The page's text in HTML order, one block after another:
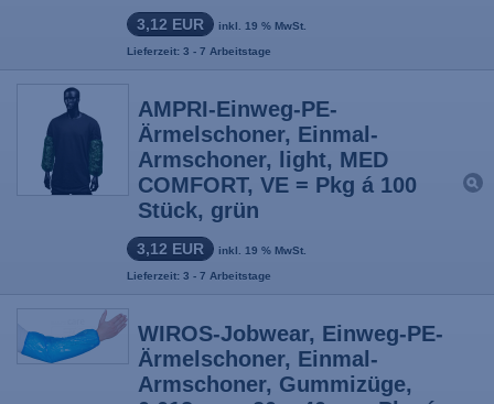
3,12 EUR inkl. 19 % MwSt.
Lieferzeit: 3 - 7 Arbeitstage
AMPRI-Einweg-PE-
Ärmelschoner, Einmal-
Armschoner, light, MED
COMFORT, VE = Pkg á 100
Stück, grün
3,12 EUR inkl. 19 % MwSt.
Lieferzeit: 3 - 7 Arbeitstage
WIROS-Jobwear, Einweg-PE-
Ärmelschoner, Einmal-
Armschoner, Gummizüge,